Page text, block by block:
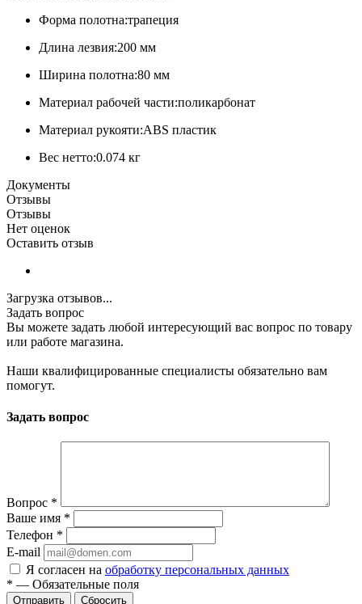
Форма полотна:трапеция
Длина лезвия:200 мм
Ширина полотна:80 мм
Материал рабочей части:поликарбонат
Материал рукояти:ABS пластик
Вес нетто:0.074 кг
Документы
Отзывы
Отзывы
Нет оценок
Оставить отзыв
Загрузка отзывов...
Задать вопрос
Вы можете задать любой интересующий вас вопрос по товару
или работе магазина.
Наши квалифицированные специалисты обязательно вам
помогут.
Задать вопрос
Вопрос *
Ваше имя *
Телефон *
E-mail
Я согласен на обработку персональных данных
* — Обязательные поля
Сбросить